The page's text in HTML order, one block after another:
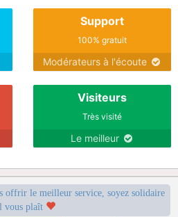
Support
100% gratuit
Modérateurs à l'écoute
Visiteurs
Très visité
Le meilleur
offrir le meilleur service, soyez solidaire
vous plaît